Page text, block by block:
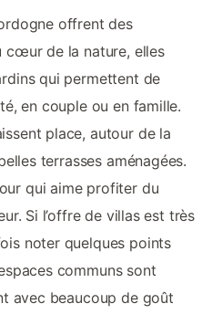
offrent des
cœur de la nature, elles
qui permettent de
en couple ou en famille.
place, autour de la
terrasses aménagées.
qui aime profiter du
Si l’offre de villas est très
noter quelques points
communs sont
avec beaucoup de goût